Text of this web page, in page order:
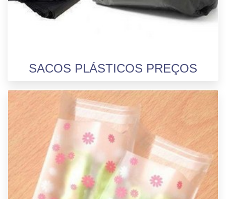
SACOS PLÁSTICOS PREÇOS